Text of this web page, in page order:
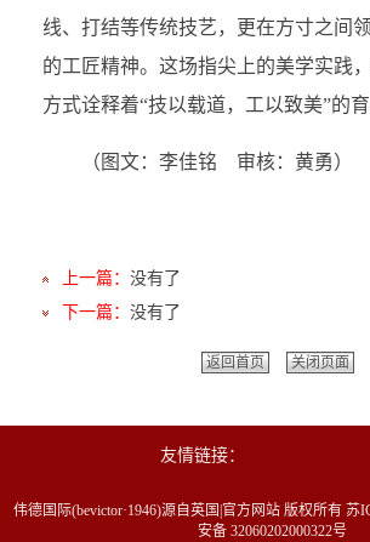
线、打结等传统技艺，更在方寸之间
的工匠精神。这场指尖上的美学实践
方式诠释着“技以载道，工以致美”的育
（图文：李佳铭 审核：黄勇）
上一篇： 没有了
下一篇： 没有了
返回首页 关闭页面
友情链接：
伟德国际(bevictor·1946)源自英国|官方网站 版权所有 苏
安备 32060202000322号